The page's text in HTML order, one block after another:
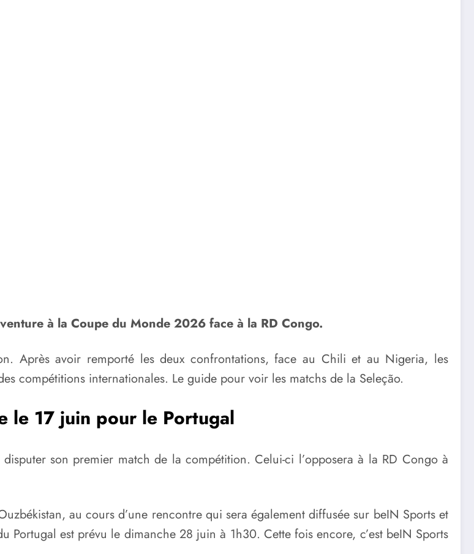
à la Coupe du Monde 2026 face à la RD Congo.
Après avoir remporté les deux confrontations, face au Chili et au Nigeria, les
compétitions internationales. Le guide pour voir les matchs de la Seleção.
le 17 juin pour le Portugal
son premier match de la compétition. Celui-ci l’opposera à la RD Congo à
au cours d’une rencontre qui sera également diffusée sur beIN Sports et
est prévu le dimanche 28 juin à 1h30. Cette fois encore, c’est beIN Sports